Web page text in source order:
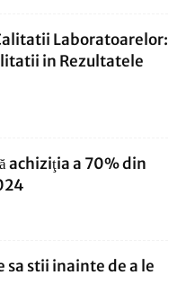
Laboratoarelor:
in Rezultatele
achiziţia a 70% din
sa stii inainte de a le